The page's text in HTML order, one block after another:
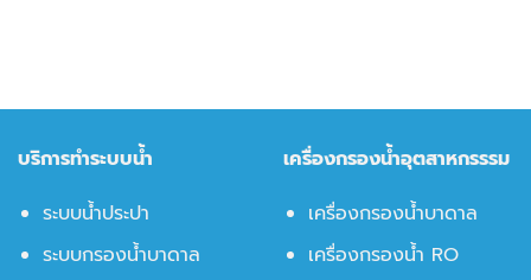
บริการทำระบบน้ำ
ระบบน้ำประปา
ระบบกรองน้ำบาดาล
เครื่องกรองน้ำอุตสาหกรรรม
เครื่องกรองน้ำบาดาล
เครื่องกรองน้ำ RO